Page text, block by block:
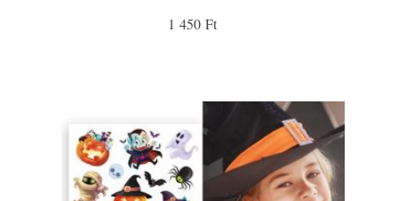
1 450 Ft